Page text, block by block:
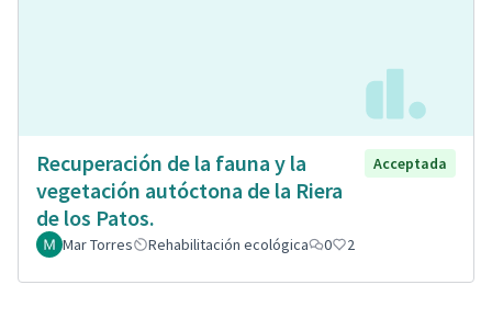
Recuperación de la fauna y la
vegetación autóctona de la Riera
de los Patos.
Acceptada
Mar Torres Rehabilitación ecológica 0 2